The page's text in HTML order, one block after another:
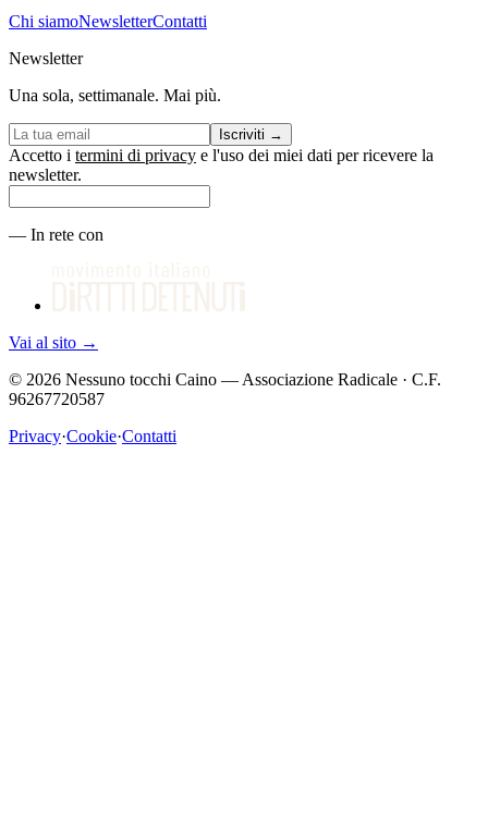
Chi siamoNewsletterContatti
Newsletter
Una sola, settimanale. Mai più.
Iscriviti →
Accetto i termini di privacy e l'uso dei miei dati per ricevere la
newsletter.
— In rete con
Vai al sito →
© 2026 Nessuno tocchi Caino — Associazione Radicale · C.F.
96267720587
Privacy·Cookie·Contatti